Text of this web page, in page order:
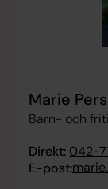
Marie
Barn- och
Direkt: 042-
E-post: